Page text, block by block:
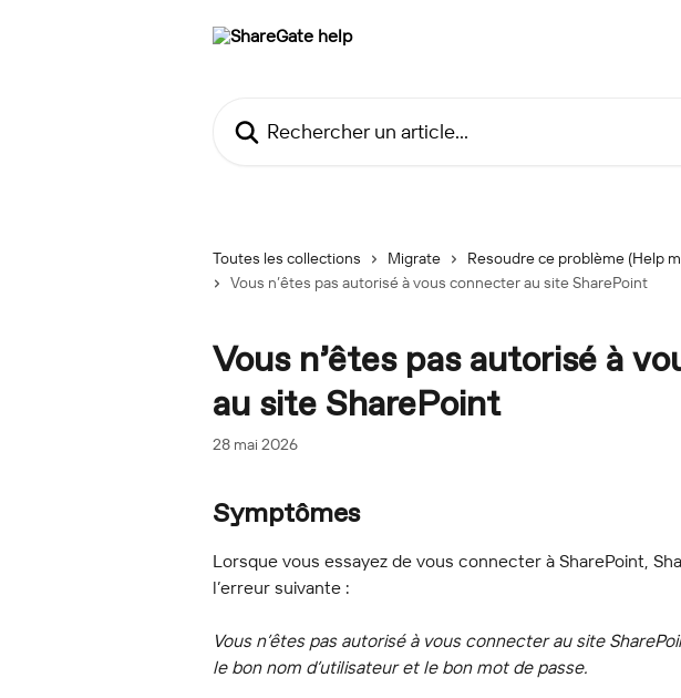
Toutes les collections Migrate Resoudre ce problème (Help
Vous n’êtes pas autorisé à vous connecter au site SharePoint
Vous n’êtes pas autorisé à
au site SharePoint
28 mai 2026
Symptômes
Lorsque vous essayez de vous connecter à SharePoint,
l’erreur suivante :
Vous n’êtes pas autorisé à vous connecter au site
le bon nom d’utilisateur et le bon mot de passe.